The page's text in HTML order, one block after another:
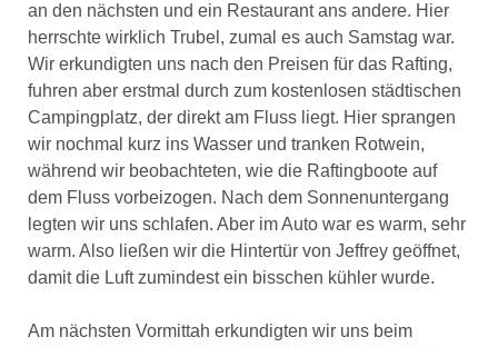
an den nächsten und ein Restaurant ans andere. Hier
herrschte wirklich Trubel, zumal es auch Samstag war.
Wir erkundigten uns nach den Preisen für das Rafting,
fuhren aber erstmal durch zum kostenlosen städtischen
Campingplatz, der direkt am Fluss liegt. Hier sprangen
wir nochmal kurz ins Wasser und tranken Rotwein,
während wir beobachteten, wie die Raftingboote auf
dem Fluss vorbeizogen. Nach dem Sonnenuntergang
legten wir uns schlafen. Aber im Auto war es warm, sehr
warm. Also ließen wir die Hintertür von Jeffrey geöffnet,
damit die Luft zumindest ein bisschen kühler wurde.
Am nächsten Vormittah erkundigten wir uns beim